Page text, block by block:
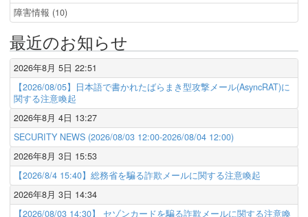
障害情報 (10)
最近のお知らせ
2026年8月 5日 22:51
【2026/08/05】日本語で書かれたばらまき型攻撃メール(AsyncRAT)に
関する注意喚起
2026年8月 4日 13:27
SECURITY NEWS (2026/08/03 12:00-2026/08/04 12:00)
2026年8月 3日 15:53
【2026/8/4 15:40】総務省を騙る詐欺メールに関する注意喚起
2026年8月 3日 14:34
【2026/08/03 14:30】 セゾンカードを騙る詐欺メールに関する注意喚